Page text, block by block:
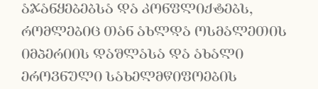
აჯანყებებსა და კონფლიქტებს,
რომლებიც თან ახლდა ოსმალეთის
იმპერიის დაშლასა და ახალი
ეროვნული სახელმწიფოების